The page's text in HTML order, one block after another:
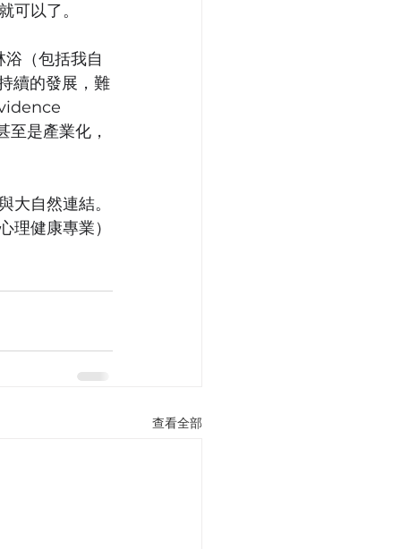
可以了。
（包括我自
續的發展，難
是產業化，
大自然連結。
理健康專業）
查看全部